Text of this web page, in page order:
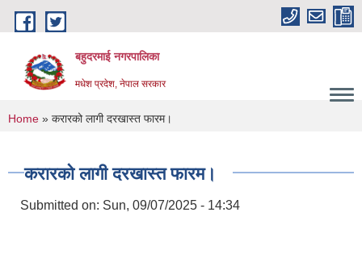
Skip to main content
बहुदरमाई नगरपालिका
मधेश प्रदेश, नेपाल सरकार
You are here
Home » करारको लागी दरखास्त फारम।
करारको लागी दरखास्त फारम।
Submitted on: Sun, 09/07/2025 - 14:34